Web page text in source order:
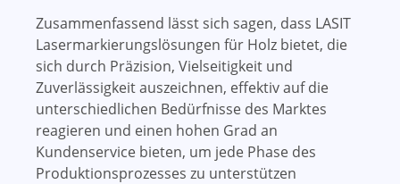
Zusammenfassend lässt sich sagen, dass LASIT
Lasermarkierungslösungen für Holz bietet, die
sich durch Präzision, Vielseitigkeit und
Zuverlässigkeit auszeichnen, effektiv auf die
unterschiedlichen Bedürfnisse des Marktes
reagieren und einen hohen Grad an
Kundenservice bieten, um jede Phase des
Produktionsprozesses zu unterstützen